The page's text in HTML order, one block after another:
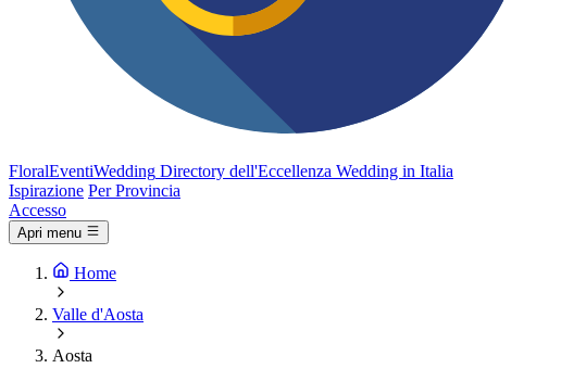
FloralEventiWedding Directory dell'Eccellenza Wedding in Italia
Ispirazione Per Provincia
Accesso
Apri menu
Home
Valle d'Aosta
Aosta